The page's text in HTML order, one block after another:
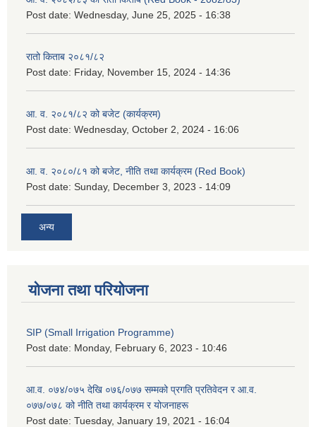
Post date: Wednesday, June 25, 2025 - 16:38
रातो किताब २०८१/८२
Post date: Friday, November 15, 2024 - 14:36
आ. व. २०८१/८२ को बजेट (कार्यक्रम)
Post date: Wednesday, October 2, 2024 - 16:06
आ. व. २०८०/८१ को बजेट, नीति तथा कार्यक्रम (Red Book)
Post date: Sunday, December 3, 2023 - 14:09
अन्य
योजना तथा परियोजना
SIP (Small Irrigation Programme)
Post date: Monday, February 6, 2023 - 10:46
आ.व. ०७४/०७५ देखि ०७६/०७७ सम्मको प्रगति प्रतिवेदन र आ.व.
०७७/०७८ को नीति तथा कार्यक्रम र योजनाहरू
Post date: Tuesday, January 19, 2021 - 16:04